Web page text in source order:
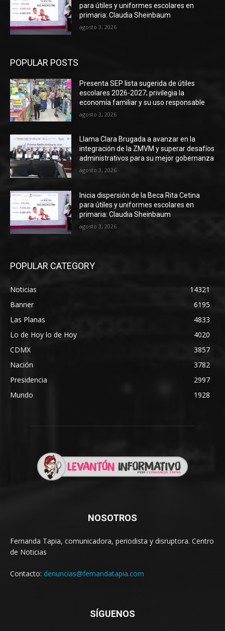
para útiles y uniformes escolares en
primaria: Claudia Sheinbaum
agosto 3, 2026
POPULAR POSTS
Presenta SEP lista sugerida de útiles
escolares 2026-2027; privilegia la
economía familiar y su uso responsable
agosto 3, 2026
Llama Clara Brugada a avanzar en la
integración de la ZMVM y superar desafíos
administrativos para su mejor gobernanza
agosto 3, 2026
Inicia dispersión de la Beca Rita Cetina
para útiles y uniformes escolares en
primaria: Claudia Sheinbaum
agosto 3, 2026
POPULAR CATEGORY
Noticias
14321
Banner
6195
Las Planas
4833
Lo de Hoy lo de Hoy
4020
CDMX
3857
Nación
3782
Presidencia
2997
Mundo
1928
NOSOTROS
Fernanda Tapia, comunicadora, periodista y disruptora. Centro
de Noticias
Contacto: denuncias@fernandatapia.com
SÍGUENOS